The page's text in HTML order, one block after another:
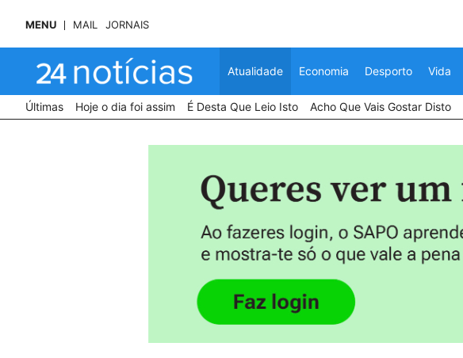
MENU MAIL JORNAIS
Atualidade Economia Desporto Vida
Últimas Hoje o dia foi assim É Desta Que Leio Isto Acho Que Vais Gostar Disto